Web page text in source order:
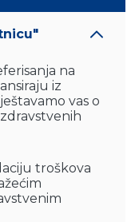
na
iz
vas o
troškova